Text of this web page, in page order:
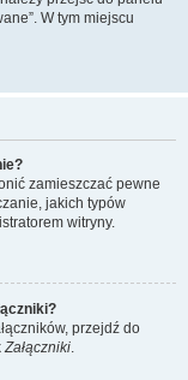
W tym miejscu
zamieszczać pewne
jakich typów
witryny.
przejdź do
Załączniki.